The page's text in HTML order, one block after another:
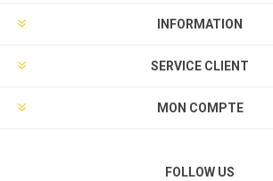
INFORMATION
SERVICE CLIENT
MON COMPTE
FOLLOW US